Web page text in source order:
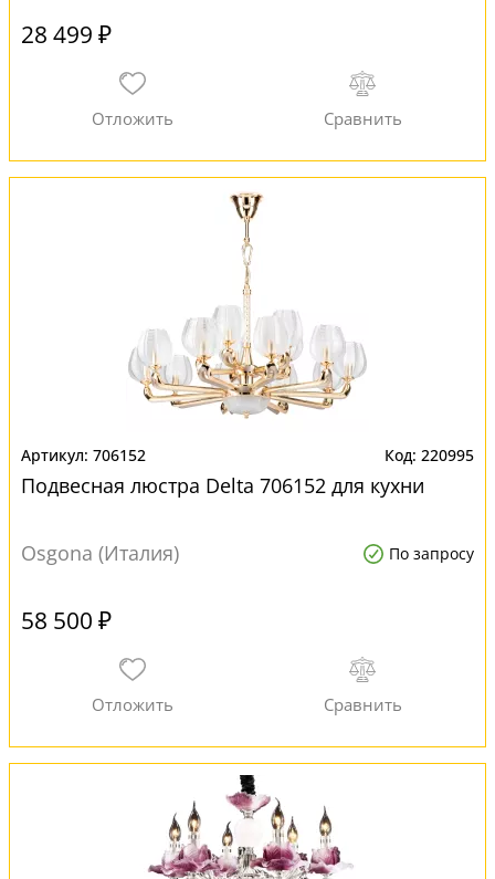
28 499 ₽
706152 220995
Подвесная люстра Delta 706152 для кухни
Osgona (Италия) По запросу
58 500 ₽